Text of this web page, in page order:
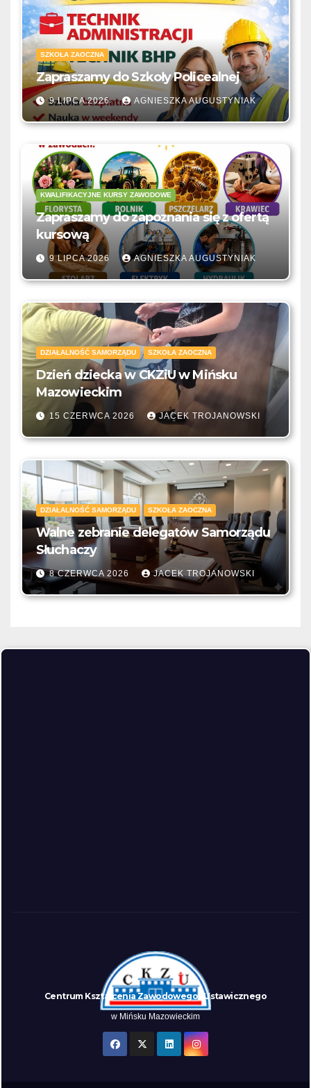
SZKOŁA ZAOCZNA
Zapraszamy do Szkoły Policealnej
9 LIPCA 2026 AGNIESZKA AUGUSTYNIAK
KWALIFIKACYJNE KURSY ZAWODOWE
Zapraszamy do zapoznania się z ofertą
kursową
9 LIPCA 2026 AGNIESZKA AUGUSTYNIAK
DZIAŁALNOŚĆ SAMORZĄDU SZKOŁA ZAOCZNA
Dzień dziecka w CKZiU w Mińsku
Mazowieckim
15 CZERWCA 2026 JACEK TROJANOWSKI
DZIAŁALNOŚĆ SAMORZĄDU SZKOŁA ZAOCZNA
Walne zebranie delegatów Samorządu
Słuchaczy
8 CZERWCA 2026 JACEK TROJANOWSKI
Centrum Kształcenia Zawodowego i Ustawicznego
w Mińsku Mazowieckim